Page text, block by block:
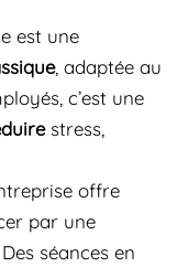
est une
, adaptée au
c’est une
stress,
offre
par une
Des séances en